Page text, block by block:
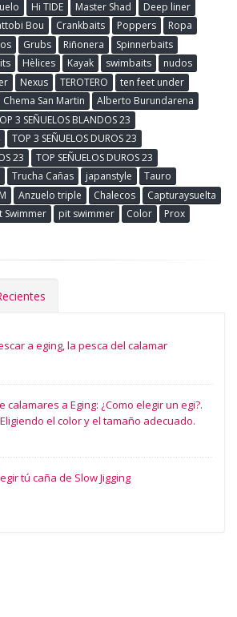
Hi TIDE Master Shad
Deep liner
Bou Crankbaits Poppers
Ropa
Grubs Riñonera
Spinnerbaits
Hèlices Kayak swimbaits
nudos
Nexus TEROTERO
ten feet under
Chema San Martin
Alberto Burundarena
3 SEÑUELOS BLANDOS 23
TOP 3 SEÑUELOS DUROS 23
23
TOP SEÑUELOS DUROS 23
Trucha Cañas japanstyle
Tauro
Anzuelo triple Chalecos
Capturaysuelta
Swimmer pit swimmer Color
Prox
a eging, la pesca del calamar
calamares a Eging: ¿Como elegir un egi?.
el color y el tamaño adecuado.
tú caña de Slow Jigging